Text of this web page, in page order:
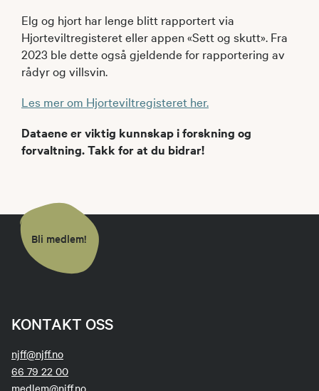
Elg og hjort har lenge blitt rapportert via
Hjorteviltregisteret eller appen «Sett og skutt». Fra
2023 ble dette også gjeldende for rapportering av
rådyr og villsvin.
Les mer om Hjorteviltregisteret her.
Dataene er viktig kunnskap i forskning og
forvaltning. Takk for at du bidrar!
Bli medlem!
KONTAKT OSS
njff@njff.no
66 79 22 00
medlem@njff.no